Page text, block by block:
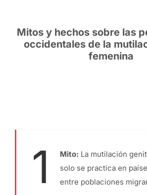
Mitos y hechos sobre las
occidentales de la
femenina
1 Mito: La mutilación
solo se practica en
entre poblaciones